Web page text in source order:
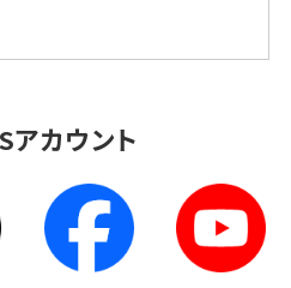
アカウント